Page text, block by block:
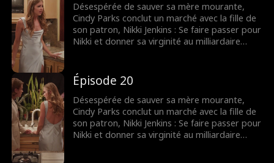
remplacer sa mère.
Désespérée de sauver sa mère mourante,
Cindy Parks conclut un marché avec la fille de
son patron, Nikki Jenkins : Se faire passer pour
Nikki et donner sa virginité au milliardaire
lorsqu’elle tombe malade, Cindy est une fois
de plus obligée de se déguiser et de
remplacer sa mère.
Épisode 20
Désespérée de sauver sa mère mourante,
Cindy Parks conclut un marché avec la fille de
son patron, Nikki Jenkins : Se faire passer pour
Nikki et donner sa virginité au milliardaire